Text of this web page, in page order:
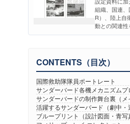
組織、国連
R）、陸上自
動との関連性
CONTENTS（目次）
国際救助隊隊員ポートレート
サンダーバード各機メカニズムプ
サンダーバードの制作舞台裏（メ
活躍するサンダーバード（劇中・
ブループリント（設計図面・青写